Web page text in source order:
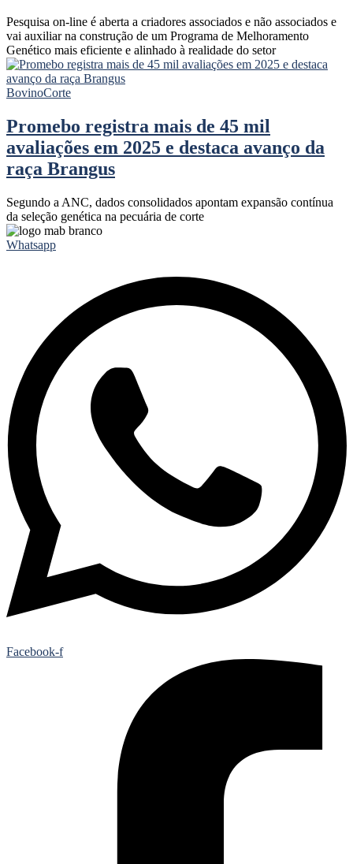
Pesquisa on-line é aberta a criadores associados e não associados e
vai auxiliar na construção de um Programa de Melhoramento
Genético mais eficiente e alinhado à realidade do setor
BovinoCorte
Promebo registra mais de 45 mil
avaliações em 2025 e destaca avanço da
raça Brangus
Segundo a ANC, dados consolidados apontam expansão contínua
da seleção genética na pecuária de corte
Whatsapp
Facebook-f